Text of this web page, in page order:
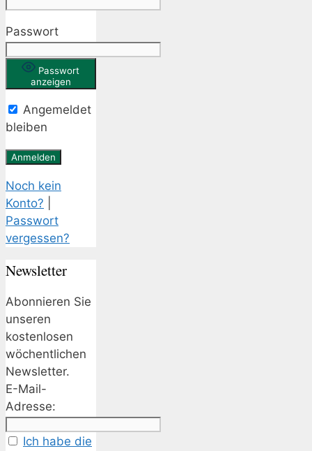
Passwort
Passwort
anzeigen
Angemeldet
bleiben
Noch kein
Konto?
Passwort
vergessen?
Newsletter
Abonnieren Sie
unseren
kostenlosen
wöchentlichen
Newsletter.
E-Mail-
Adresse:
Ich habe die